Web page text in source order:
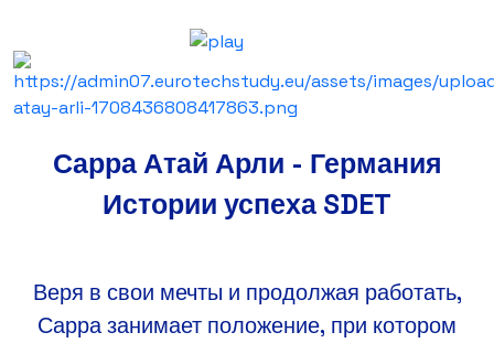
Сарра Атай Арли - Германия
Истории успеха SDET
Веря в свои мечты и продолжая работать,
Сарра занимает положение, при котором